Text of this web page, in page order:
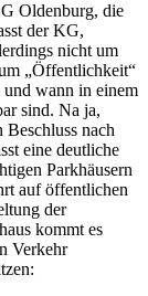
Oldenburg, die
der KG,
nicht um
„Öffentlichkeit“
und wann in einem
sind. Na ja,
Beschluss nach
eine deutliche
Parkhäusern
auf öffentlichen
der
kommt es
Verkehr